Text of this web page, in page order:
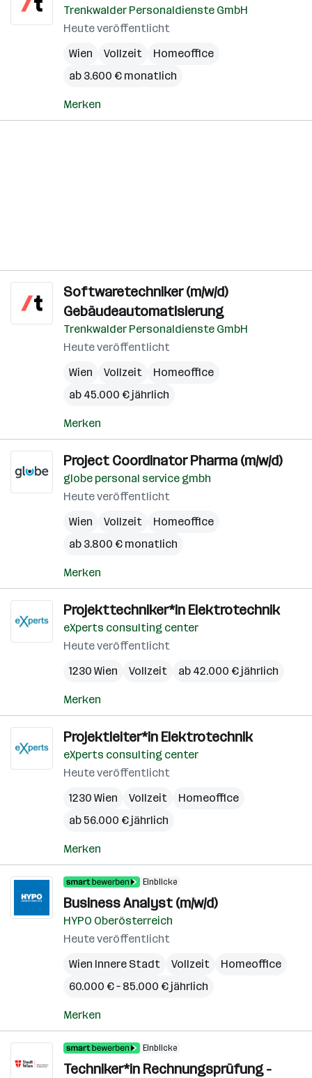
Trenkwalder Personaldienste GmbH
Heute veröffentlicht
Wien
Vollzeit
Homeoffice
ab 3.600 € monatlich
Merken
Softwaretechniker (m/w/d)
Gebäudeautomatisierung
Trenkwalder Personaldienste GmbH
Heute veröffentlicht
Wien
Vollzeit
Homeoffice
ab 45.000 € jährlich
Merken
Project Coordinator Pharma (m/w/d)
globe personal service gmbh
Heute veröffentlicht
Wien
Vollzeit
Homeoffice
ab 3.800 € monatlich
Merken
Projekttechniker*in Elektrotechnik
eXperts consulting center
Heute veröffentlicht
1230 Wien
Vollzeit ab 42.000 € jährlich
Merken
Projektleiter*in Elektrotechnik
eXperts consulting center
Heute veröffentlicht
1230 Wien
Vollzeit
Homeoffice
ab 56.000 € jährlich
Merken
Einblicke
Business Analyst (m/w/d)
HYPO Oberösterreich
Heute veröffentlicht
Wien Innere Stadt
Vollzeit
Homeoffice
60.000 € – 85.000 € jährlich
Merken
Einblicke
Techniker*in Rechnungsprüfung -